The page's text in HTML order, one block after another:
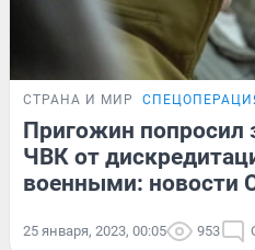
СТРАНА И МИР
Пригожин
ЧВК от
военными: новости
25 января, 2023, 00:05 953